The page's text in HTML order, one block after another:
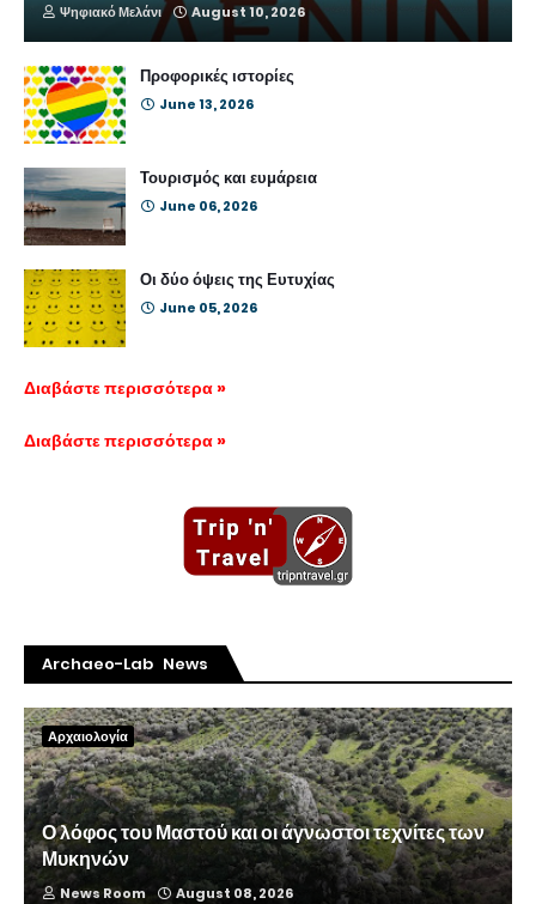
Ψηφιακό Μελάνι August 10, 2026
Προφορικές ιστορίες
June 13, 2026
Τουρισμός και ευμάρεια
June 06, 2026
Οι δύο όψεις της Ευτυχίας
June 05, 2026
Διαβάστε περισσότερα »
Διαβάστε περισσότερα »
Archaeo-Lab News
Αρχαιολογία
Ο λόφος του Μαστού και οι άγνωστοι τεχνίτες των
Μυκηνών
News Room August 08, 2026